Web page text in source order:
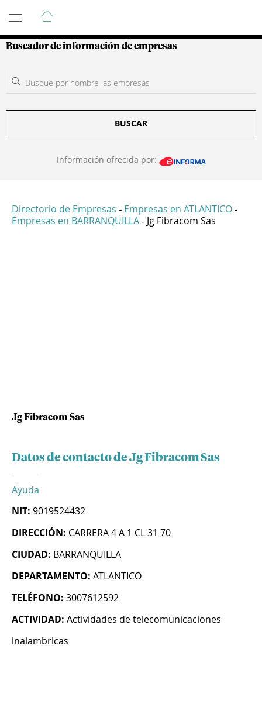
Guía de Empresas Colombianas
Buscador de información de empresas
BUSCAR
Información ofrecida por:
Directorio de Empresas - Empresas en ATLANTICO -
Empresas en BARRANQUILLA - Jg Fibracom Sas
Jg Fibracom Sas
Datos de contacto de Jg Fibracom Sas
Ayuda
NIT: 9019524432
DIRECCIÓN: CARRERA 4 A 1 CL 31 70
CIUDAD: BARRANQUILLA
DEPARTAMENTO: ATLANTICO
TELÉFONO: 3007612592
ACTIVIDAD: Actividades de telecomunicaciones
inalambricas